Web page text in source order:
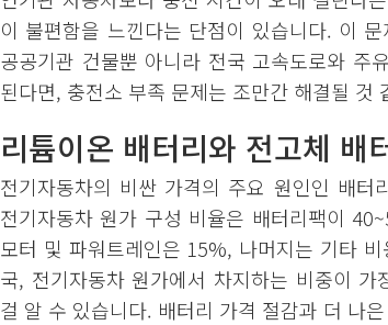
이 불편함을 느낀다는 단점이 있습니다. 이
공공기관 건물뿐 아니라 전국 고속도로와 주
된다면, 충전소 부족 문제는 조만간 해결될 것
리튬이온 배터리와 전고체 배
전기자동차의 비싼 가격의 주요 원인인 배터
전기자동차 원가 구성 비율은 배터리팩이
모터 및 파워트레인은 15%, 나머지는 기타
국, 전기자동차 원가에서 차지하는 비중이
걸 알 수 있습니다. 배터리 가격 절감과 더 나